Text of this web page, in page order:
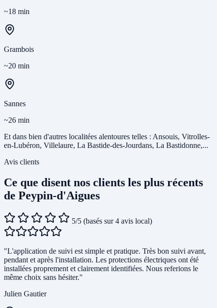
~18 min
Grambois
~20 min
Sannes
~26 min
Et dans bien d'autres localitées alentoures telles : Ansouis, Vitrolles-
en-Lubéron, Villelaure, La Bastide-des-Jourdans, La Bastidonne,...
Avis clients
Ce que disent nos clients les plus récents
de Peypin-d'Aigues
5/5 (basés sur 4 avis local)
"L'application de suivi est simple et pratique. Très bon suivi avant,
pendant et après l'installation. Les protections électriques ont été
installées proprement et clairement identifiées. Nous referions le
même choix sans hésiter."
Julien Gautier